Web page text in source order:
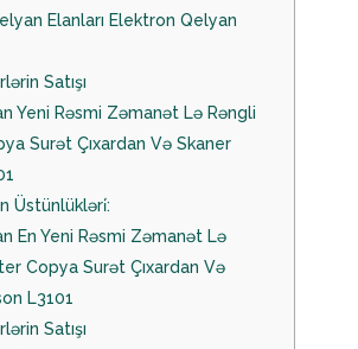
Elanları Elektron Qelyan
Satışı
Yeni Rəsmi Zəmanət Lə Rəngli
Surət Çıxardan Və Skaner
Üstünlükləri̇:
En Yeni Rəsmi Zəmanət Lə
Copya Surət Çıxardan Və
L3101
Satışı